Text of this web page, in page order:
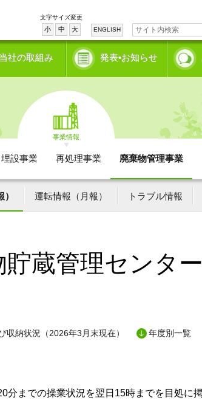
文字サイズ変更
小 中 大 ENGLISH
社の取組み 発表•お知らせ
事業情報
埋設事業 再処理事業 廃棄物管理事業
運転情報（月報） トラブル情報
蔵管理センタ
収納状況（2026年3月末現在） 年度別一覧
分までの操業状況を翌日15時までを目処に